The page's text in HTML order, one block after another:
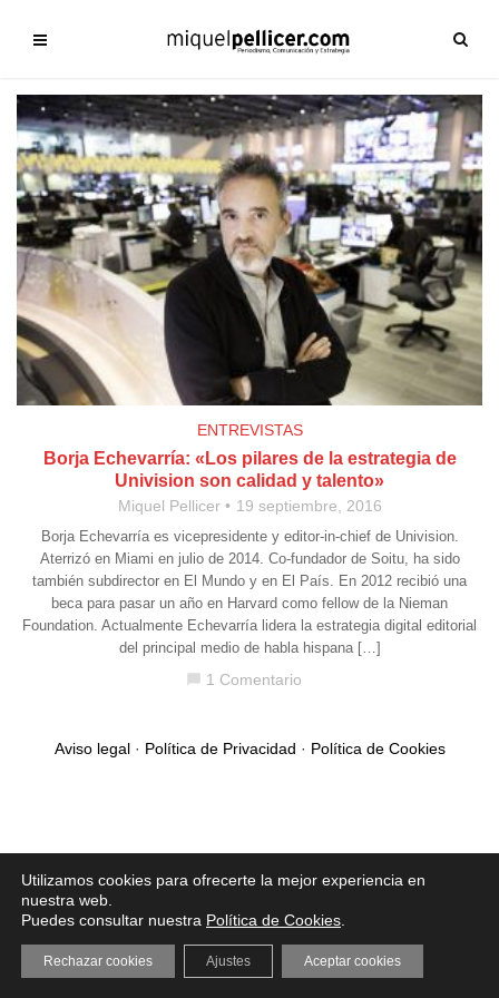
ENTREVISTAS
Borja Echevarría: «Los pilares de la estrategia de
Univision son calidad y talento»
Miquel Pellicer 19 septiembre, 2016
Borja Echevarría es vicepresidente y editor-in-chief de Univision.
Aterrizó en Miami en julio de 2014. Co-fundador de Soitu, ha sido
también subdirector en El Mundo y en El País. En 2012 recibió una
beca para pasar un año en Harvard como fellow de la Nieman
Foundation. Actualmente Echevarría lidera la estrategia digital editorial
del principal medio de habla hispana […]
1 Comentario
Aviso legal· Política de Privacidad · Política de Cookies
Utilizamos cookies para ofrecerte la mejor experiencia en
nuestra web.
Puedes consultar nuestra Política de Cookies
Aceptar cookies
Rechazar cookies Ajustes